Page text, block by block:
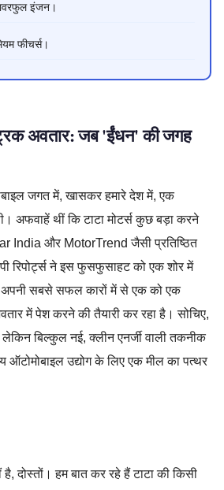
इंजन।
फीचर्स।
अवतार: जब 'ईंधन' की जगह
जगत में, खासकर हमारे देश में, एक
अफवाहें थीं कि टाटा मोटर्स कुछ बड़ा करने
India और MotorTrend जैसी प्रतिष्ठित
रिपोर्ट्स ने इस फुसफुसाहट को एक शोर में
अपनी सबसे सफल कारों में से एक को एक
में पेश करने की तैयारी कर रहा है। सोचिए,
लेकिन बिल्कुल नई, क्लीन एनर्जी वाली तकनीक
उद्योग के लिए एक मील का पत्थर
दोस्तों। हम बात कर रहे हैं टाटा की किसी